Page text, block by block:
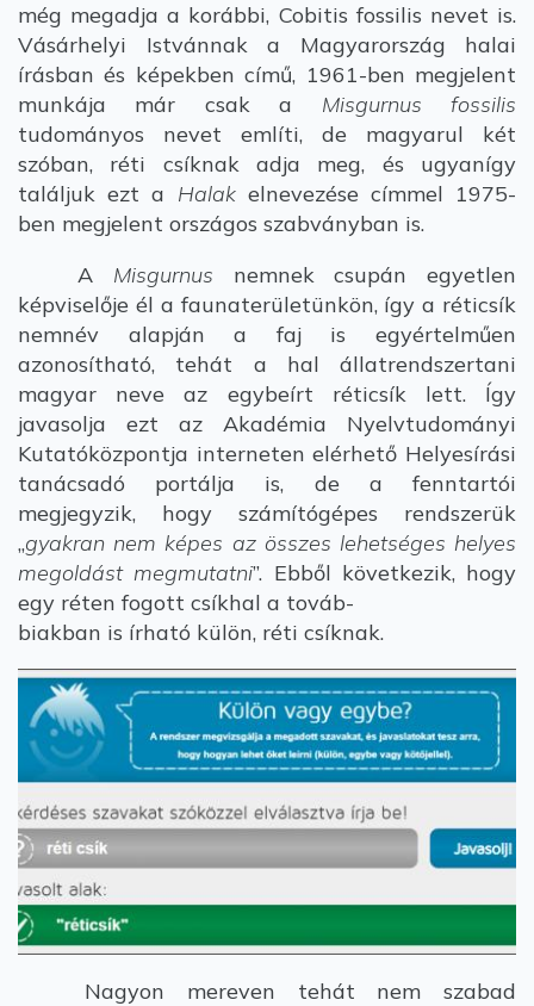
még megadja a korábbi, Cobitis fossilis nevet is.
Vásárhelyi Istvánnak a Magyarország halai
írásban és képekben című, 1961-ben megjelent
munkája már csak a Misgurnus fossilis
tudományos nevet említi, de magyarul két
szóban, réti csíknak adja meg, és ugyanígy
találjuk ezt a Halak elnevezése címmel 1975-
ben megjelent országos szabványban is.
A Misgurnus nemnek csupán egyetlen
képviselője él a faunaterületünkön, így a réticsík
nemnév alapján a faj is egyértelműen
azonosítható, tehát a hal állatrendszertani
magyar neve az egybeírt réticsík lett. Így
javasolja ezt az Akadémia Nyelvtudományi
Kutatóközpontja interneten elérhető Helyesírási
tanácsadó portálja is, de a fenntartói
megjegyzik, hogy számítógépes rendszerük
„gyakran nem képes az összes lehetséges helyes
megoldást megmutatni”. Ebből következik, hogy
egy réten fogott csíkhal a továb-
biakban is írható külön, réti csíknak.
Nagyon mereven tehát nem szabad